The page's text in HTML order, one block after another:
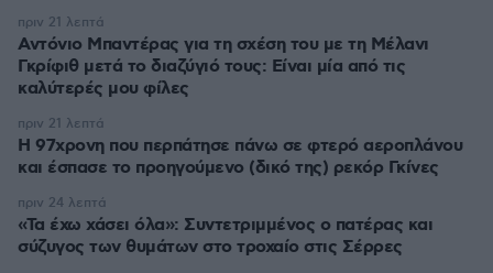
Αντόνιο Μπαντέρας για τη σχέση του με τη Μέλανι
Γκρίφιθ μετά το διαζύγιό τους: Είναι μία από τις
καλύτερές μου φίλες
πριν 21 λεπτά
Η 97χρονη που περπάτησε πάνω σε φτερό αεροπλάνου
και έσπασε το προηγούμενο (δικό της) ρεκόρ Γκίνες
πριν 21 λεπτά
«Τα έχω χάσει όλα»: Συντετριμμένος ο πατέρας και
σύζυγος των θυμάτων στο τροχαίο στις Σέρρες
πριν 24 λεπτά